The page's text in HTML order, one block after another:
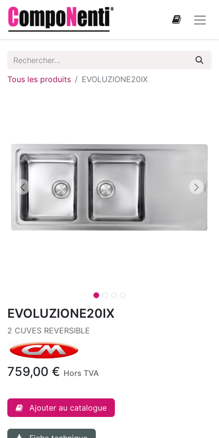
Tous les produits EVOLUZIONE20IX
EVOLUZIONE20IX
2 CUVES REVERSIBLE
759,00 € Hors TVA
Ajouter au catalogue